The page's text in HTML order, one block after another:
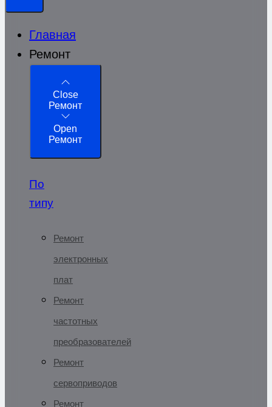
Главная
Ремонт
Close
Ремонт
Open
Ремонт
По
типу
Ремонт
электронных
плат
Ремонт
частотных
преобразователей
Ремонт
сервоприводов
Ремонт